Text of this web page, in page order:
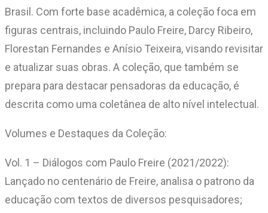
Brasil. Com forte base acadêmica, a coleção foca em
figuras centrais, incluindo Paulo Freire, Darcy Ribeiro,
Florestan Fernandes e Anísio Teixeira, visando revisitar
e atualizar suas obras. A coleção, que também se
prepara para destacar pensadoras da educação, é
descrita como uma coletânea de alto nível intelectual.
Volumes e Destaques da Coleção:
Vol. 1 – Diálogos com Paulo Freire (2021/2022):
Lançado no centenário de Freire, analisa o patrono da
educação com textos de diversos pesquisadores;